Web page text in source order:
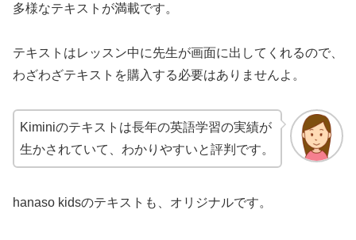
多様なテキストが満載です。
テキストはレッスン中に先生が画面に出してくれるので、
わざわざテキストを購入する必要はありませんよ。
Kiminiのテキストは長年の英語学習の実績が
生かされていて、わかりやすいと評判です。
hanaso kidsのテキストも、オリジナルです。